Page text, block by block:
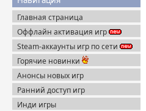
Главная страница
Оффлайн активация игр
Steam-аккаунты игр по сети
Горячие новинки
Анонсы новых игр
Ранний доступ игр
Инди игры